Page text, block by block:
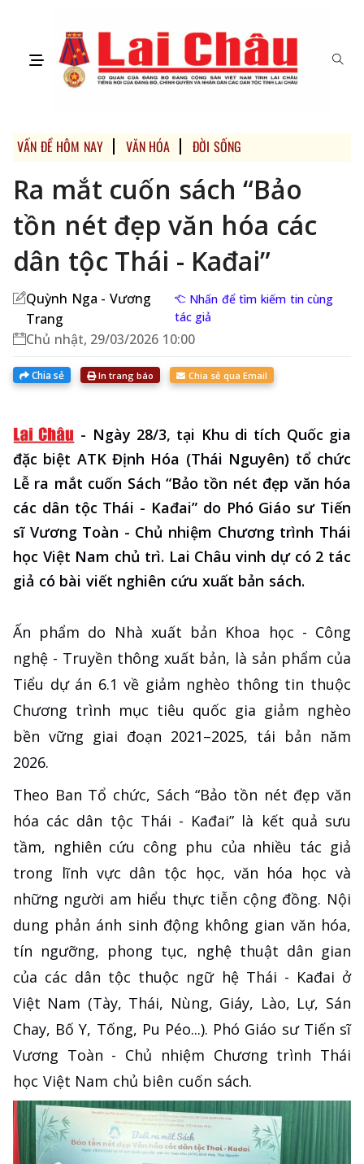
VẤN ĐỀ HÔM NAY VĂN HÓA ĐỜI SỐNG
Ra mắt cuốn sách “Bảo
tồn nét đẹp văn hóa các
dân tộc Thái - Kađai”
Quỳnh Nga - Vương
Trang
Nhấn để tìm kiếm tin cùng
tác giả
Chủ nhật, 29/03/2026 10:00
Chia sẻ In trang báo Chia sẻ qua Email
- Ngày 28/3, tại Khu di tích Quốc gia
đặc biệt ATK Định Hóa (Thái Nguyên) tổ chức
Lễ ra mắt cuốn Sách “Bảo tồn nét đẹp văn hóa
các dân tộc Thái - Kađai” do Phó Giáo sư Tiến
sĩ Vương Toàn - Chủ nhiệm Chương trình Thái
học Việt Nam chủ trì. Lai Châu vinh dự có 2 tác
giả có bài viết nghiên cứu xuất bản sách.
Ấn phẩm do Nhà xuất bản Khoa học - Công
nghệ - Truyền thông xuất bản, là sản phẩm của
Tiểu dự án 6.1 về giảm nghèo thông tin thuộc
Chương trình mục tiêu quốc gia giảm nghèo
bền vững giai đoạn 2021–2025, tái bản năm
2026.
Theo Ban Tổ chức, Sách “Bảo tồn nét đẹp văn
hóa các dân tộc Thái - Kađai” là kết quả sưu
tầm, nghiên cứu công phu của nhiều tác giả
trong lĩnh vực dân tộc học, văn hóa học và
những người am hiểu thực tiễn cộng đồng. Nội
dung phản ánh sinh động không gian văn hóa,
tín ngưỡng, phong tục, nghệ thuật dân gian
của các dân tộc thuộc ngữ hệ Thái - Kađai ở
Việt Nam (Tày, Thái, Nùng, Giáy, Lào, Lự, Sán
Chay, Bố Y, Tống, Pu Péo...). Phó Giáo sư Tiến sĩ
Vương Toàn - Chủ nhiệm Chương trình Thái
học Việt Nam chủ biên cuốn sách.